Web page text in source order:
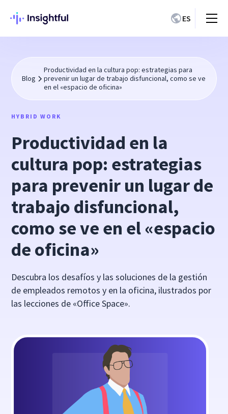
ES
Blog
Productividad en la cultura pop: estrategias para
prevenir un lugar de trabajo disfuncional, como se ve
en el «espacio de oficina»
HYBRID WORK
Productividad en la
cultura pop: estrategias
para prevenir un lugar de
trabajo disfuncional,
como se ve en el «espacio
de oficina»
Descubra los desafíos y las soluciones de la gestión
de empleados remotos y en la oficina, ilustrados por
las lecciones de «Office Space».